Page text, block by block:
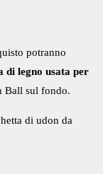
potranno
di legno usata per
Ball sul fondo.
di udon da